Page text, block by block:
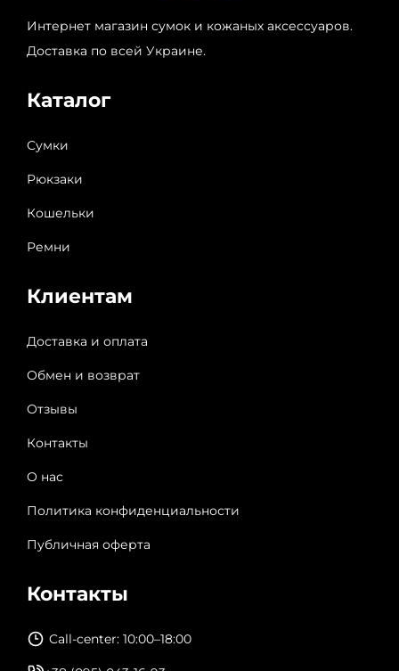
Интернет магазин сумок и кожаных аксессуаров.
Доставка по всей Украине.
Каталог
Сумки
Рюкзаки
Кошельки
Ремни
Клиентам
Доставка и оплата
Обмен и возврат
Отзывы
Контакты
О нас
Политика конфиденциальности
Публичная оферта
Контакты
Call-center: 10:00–18:00